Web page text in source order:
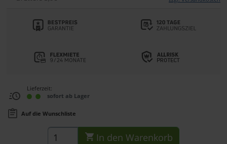
Lieferzeit:
sofort ab Lager
Auf die Wunschliste
In den Warenkorb